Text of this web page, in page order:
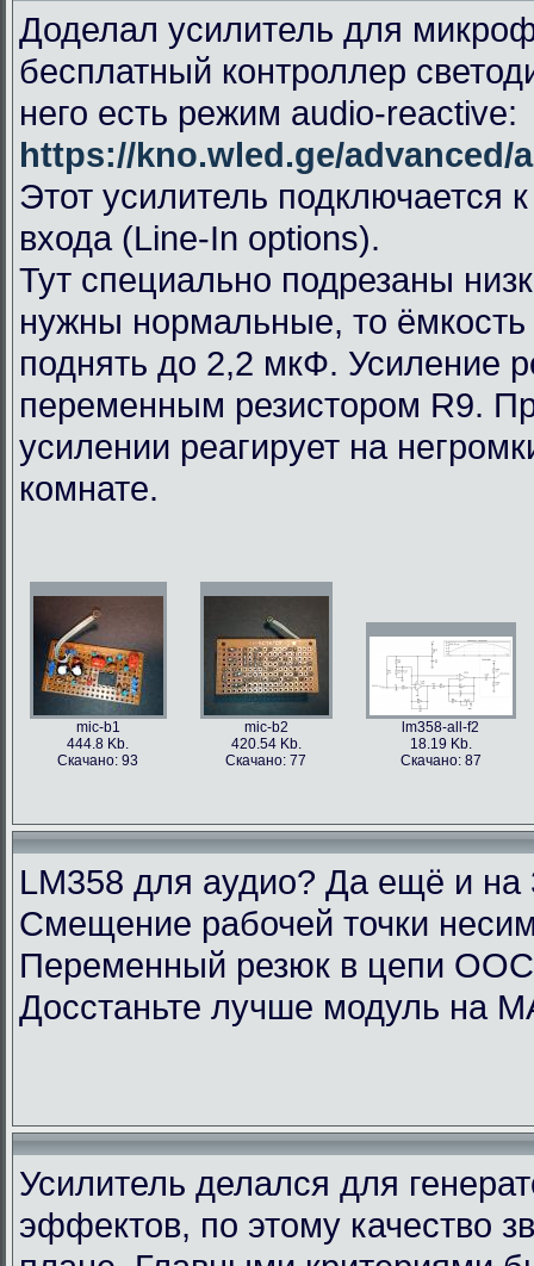
Доделал усилитель для
бесплатный контроллер
него есть режим audio-reactive:
https://kno.wled.ge/advanced/
Этот усилитель подключается
входа (Line-In options).
Тут специально подрезаны
нужны нормальные, то
поднять до 2,2 мкФ. Усиление
переменным резистором R9.
усилении реагирует на
комнате.
mic-b1
444.8 Kb.
Скачано: 93
mic-b2
420.54 Kb.
Скачано: 77
lm358-all-f2
18.19 Kb.
Скачано: 87
LM358 для аудио? Да ещё и на
Смещение рабочей точки
Переменный резюк в цепи
Досстаньте лучше модуль на
Усилитель делался для
эффектов, по этому качество